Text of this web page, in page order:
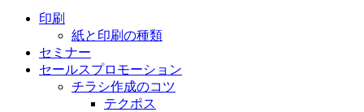
印刷
紙と印刷の種類
セミナー
セールスプロモーション
チラシ作成のコツ
テクポス